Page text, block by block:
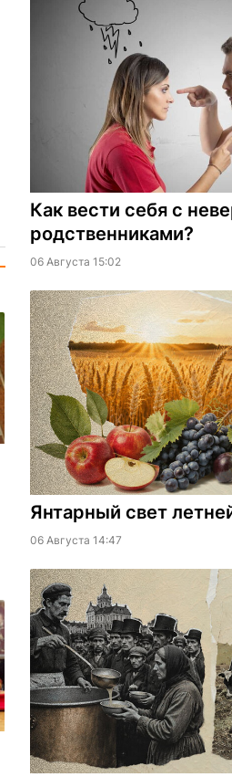
Как вести себя с
родственниками?
06 Августа 15:02
Янтарный свет
06 Августа 14:47